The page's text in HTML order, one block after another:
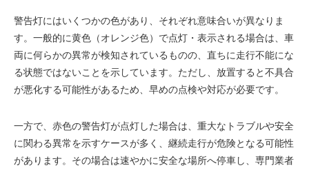
警告灯にはいくつかの色があり、それぞれ意味合いが異なりま
す。一般的に黄色（オレンジ色）で点灯・表示される場合は、車
両に何らかの異常が検知されているものの、直ちに走行不能にな
る状態ではないことを示しています。ただし、放置すると不具合
が悪化する可能性があるため、早めの点検や対応が必要です。
一方で、赤色の警告灯が点灯した場合は、重大なトラブルや安全
に関わる異常を示すケースが多く、継続走行が危険となる可能性
があります。その場合は速やかに安全な場所へ停車し、専門業者